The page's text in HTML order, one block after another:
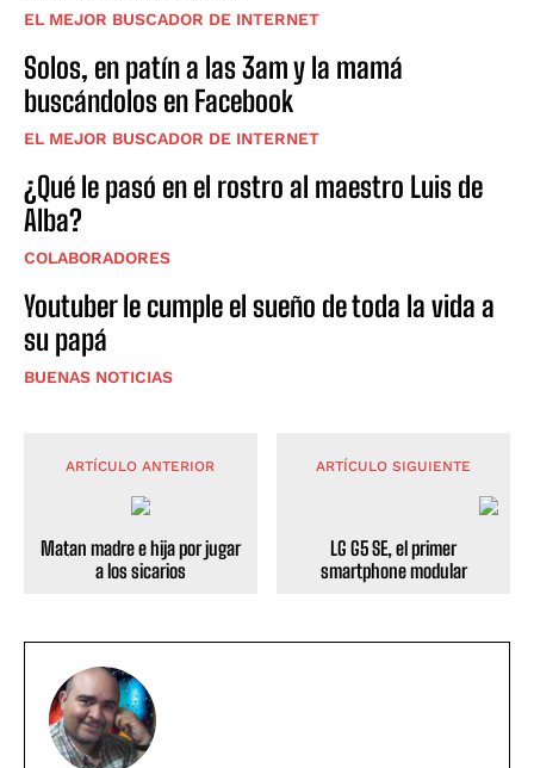
EL MEJOR BUSCADOR DE INTERNET
Solos, en patín a las 3am y la mamá
buscándolos en Facebook
EL MEJOR BUSCADOR DE INTERNET
¿Qué le pasó en el rostro al maestro Luis de
Alba?
COLABORADORES
Youtuber le cumple el sueño de toda la vida a
su papá
BUENAS NOTICIAS
ARTÍCULO ANTERIOR
Matan madre e hija por jugar
a los sicarios
ARTÍCULO SIGUIENTE
LG G5 SE, el primer
smartphone modular